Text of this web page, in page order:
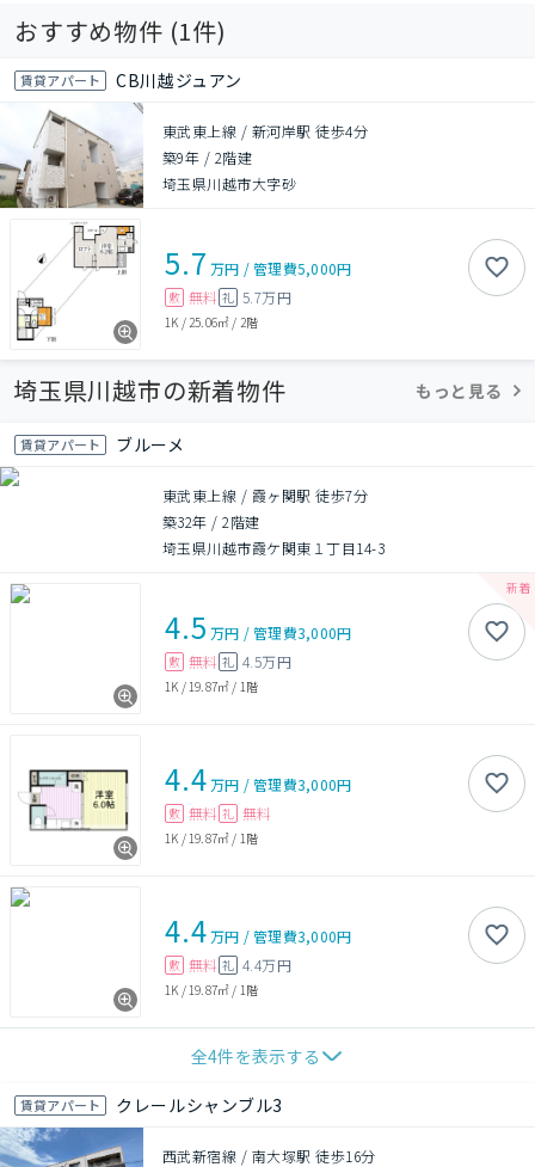
おすすめ物件 (1件)
賃貸アパート CB川越ジュアン
東武東上線 / 新河岸駅 徒歩4分
築9年 / 2階建
埼玉県川越市大字砂
5.7 万円 /管理費5,000円
敷 無料 礼 5.7万円
1K / 25.06㎡ / 2階
埼玉県川越市の新着物件 もっと見る
賃貸アパート ブルーメ
東武東上線 / 霞ヶ関駅 徒歩7分
築32年 /2階建
埼玉県川越市霞ケ関東１丁目14-3
4.5 万円 /管理費3,000円
敷 無料 礼 4.5万円
1K / 19.87㎡ / 1階
4.4万円 /管理費3,000円
敷 無料 礼 無料
1K / 19.87㎡ / 1階
4.4万円 /管理費3,000円
敷 無料 礼 4.4万円
1K / 19.87㎡ / 1階
全4件を表示する
賃貸アパート クレールシャンブル3
西武新宿線 / 南大塚駅 徒歩16分